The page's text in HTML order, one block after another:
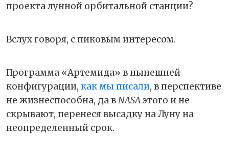
проекта лунной орбитальной станции?
Вслух говоря, с пиковым интересом.
Программа «Артемида» в нынешней
конфигурации, как мы писали, в перспективе
не жизнеспособна, да вNASAэтого и не
скрывают, перенеся высадку на Луну на
неопределенный срок.